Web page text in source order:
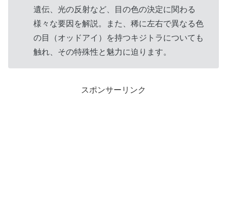
遺伝、光の反射など、目の色の決定に関わる
様々な要因を解説。また、稀に左右で異なる色
の目（オッドアイ）を持つキジトラについても
触れ、その特殊性と魅力に迫ります。
スポンサーリンク